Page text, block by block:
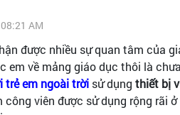
AM
được nhiều sự quan tâm của
em về mảng giáo dục thôi là
trẻ em ngoài trời sử dụng thiết bị
công viên được sử dụng rộng rãi